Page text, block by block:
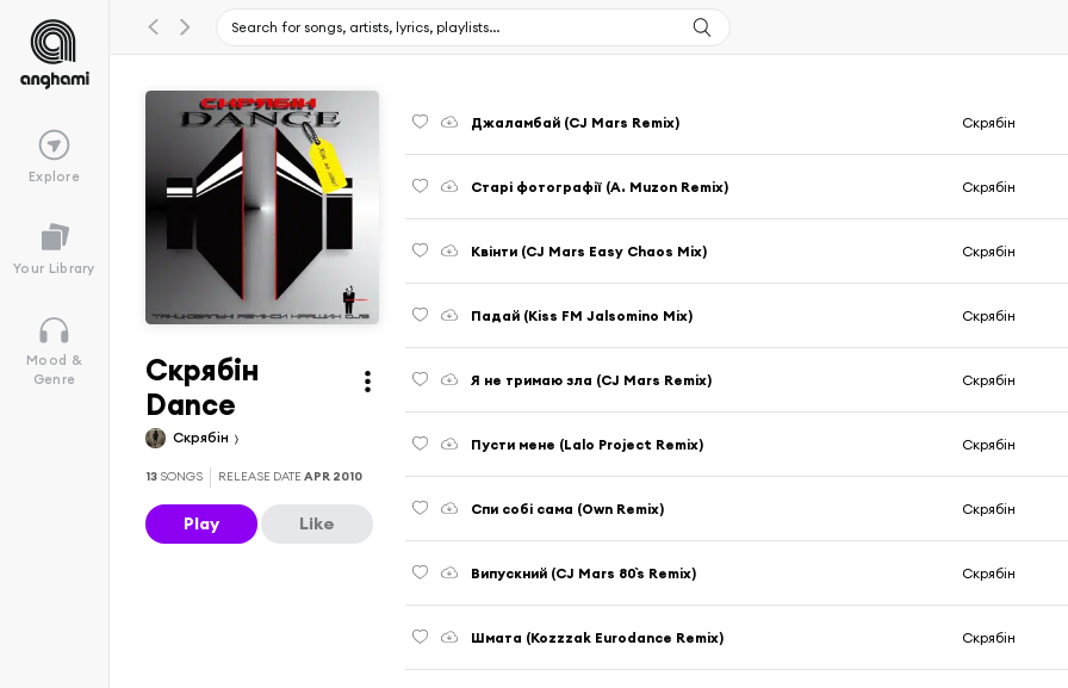
Explore
Your Library
Mood &
Genre
Скрябін
Dance
Скрябін
13 SONGS RELEASE DATEAPR 2010
Play Like
Джаламбай (CJ Mars Remix) Скрябін
Старі фотографії (A. Muzon Remix) Скрябін
Квінти (CJ Mars Easy Chaos Mix) Скрябін
Падай (Kiss FM Jalsomino Mix) Скрябін
Я не тримаю зла (CJ Mars Remix) Скрябін
Пусти мене (Lalo Project Remix) Скрябін
Спи собі сама (Own Remix) Скрябін
Випускний (CJ Mars 80`s Remix) Скрябін
Шмата (Kozzzak Eurodance Remix) Скрябін